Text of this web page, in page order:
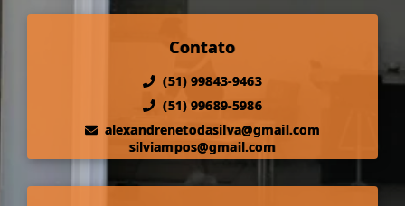
Contato
(51) 99843-9463
(51) 99689-5986
alexandrenetodasilva@gmail.com
silviampos@gmail.com